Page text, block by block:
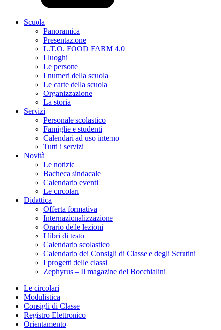
Scuola
Panoramica
Presentazione
L.T.O. FOOD FARM 4.0
I luoghi
Le persone
I numeri della scuola
Le carte della scuola
Organizzazione
La storia
Servizi
Personale scolastico
Famiglie e studenti
Calendari ad uso interno
Tutti i servizi
Novità
Le notizie
Bacheca sindacale
Calendario eventi
Le circolari
Didattica
Offerta formativa
Internazionalizzazione
Orario delle lezioni
I libri di testo
Calendario scolastico
Calendario dei Consigli di Classe e degli Scrutini
I progetti delle classi
Zephyrus – Il magazine del Bocchialini
Le circolari
Modulistica
Consigli di Classe
Registro Elettronico
Orientamento